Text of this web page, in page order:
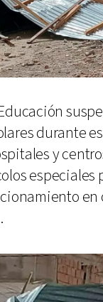
durante
y
especiales